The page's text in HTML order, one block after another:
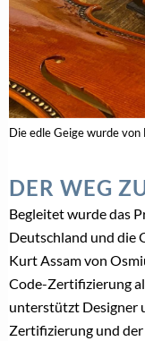
Die edle Geige wurde
DER WEG
Begleitet wurde das
Deutschland und die
Kurt Assam von
Code-Zertifizierung
unterstützt Designer
Zertifizierung und